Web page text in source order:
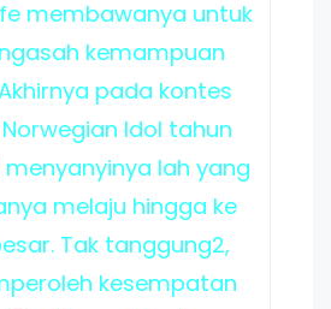
membawanya untuk
kemampuan
pada kontes
Idol tahun
lah yang
melaju hingga ke
Tak tanggung2,
kesempatan